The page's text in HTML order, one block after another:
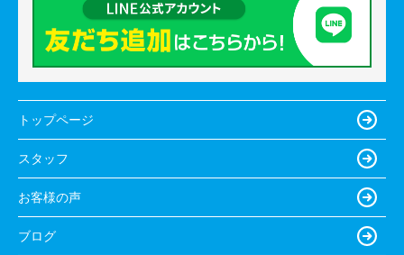
トップページ
スタッフ
お客様の声
ブログ